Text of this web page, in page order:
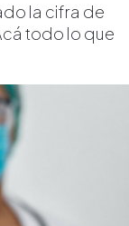
la cifra de
todo lo que